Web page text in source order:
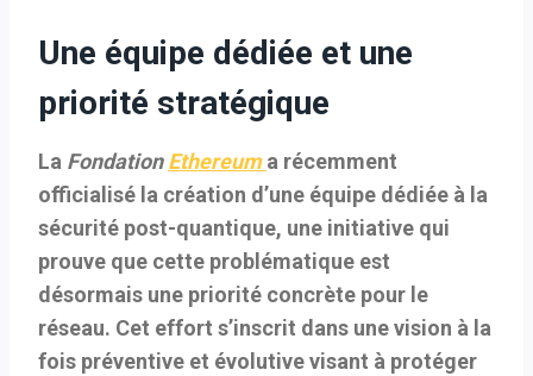
Une équipe dédiée et une
priorité stratégique
La FondationEthereum a récemment
officialisé la création d’une équipe dédiée à la
sécurité post-quantique, une initiative qui
prouve que cette problématique est
désormais une priorité concrète pour le
réseau. Cet effort s’inscrit dans une vision à la
fois préventive et évolutive visant à protéger